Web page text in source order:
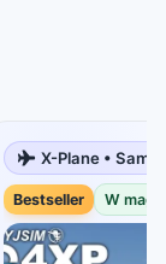
X-Plane •
Bestseller W